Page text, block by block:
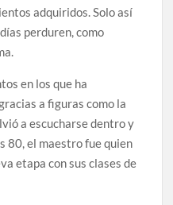
adquiridos. Solo así
perduren, como
en los que ha
a figuras como la
a escucharse dentro y
80, el maestro fue quien
etapa con sus clases de